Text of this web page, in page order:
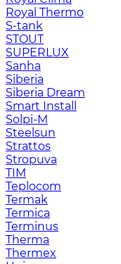
Royal Thermo
S-tank
STOUT
SUPERLUX
Sanha
Siberia
Siberia Dream
Smart Install
Solpi-M
Steelsun
Strattos
Stropuva
TIM
Teplocom
Termak
Termica
Terminus
Therma
Thermex